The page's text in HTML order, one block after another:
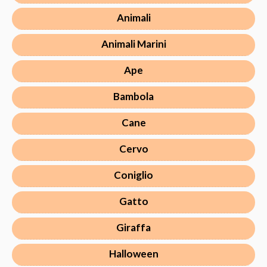
Animali
Animali Marini
Ape
Bambola
Cane
Cervo
Coniglio
Gatto
Giraffa
Halloween